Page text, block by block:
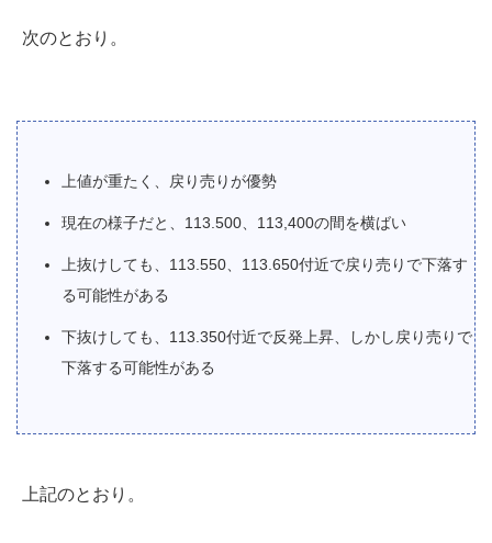
次のとおり。
上値が重たく、戻り売りが優勢
現在の様子だと、113.500、113,400の間を横ばい
上抜けしても、113.550、113.650付近で戻り売りで下落す
る可能性がある
下抜けしても、113.350付近で反発上昇、しかし戻り売りで
下落する可能性がある
上記のとおり。